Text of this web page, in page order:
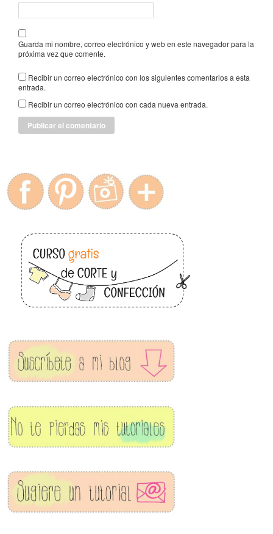
Guarda mi nombre, correo electrónico y web en este navegador para la
próxima vez que comente.
Recibir un correo electrónico con los siguientes comentarios a esta
entrada.
Recibir un correo electrónico con cada nueva entrada.